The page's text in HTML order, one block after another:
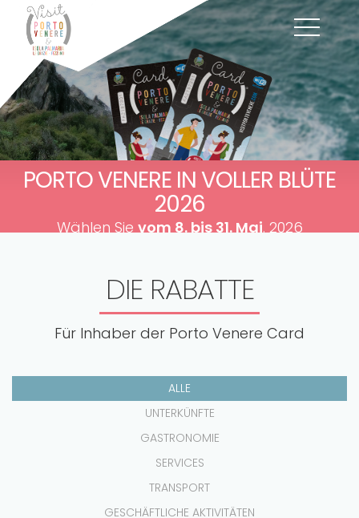
PORTO VENERE IN VOLLER BLÜTE
2026
Wählen Sievom 8. bis 31. Mai. 2026
DIE RABATTE
Für Inhaber der Porto Venere Card
ALLE
UNTERKÜNFTE
GASTRONOMIE
SERVICES
TRANSPORT
GESCHÄFTLICHE AKTIVITÄTEN